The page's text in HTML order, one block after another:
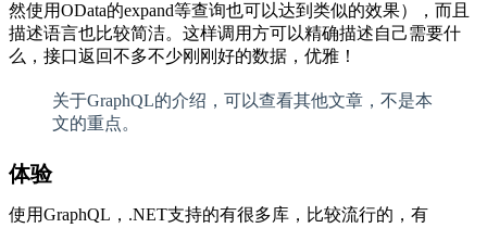
然使用OData的expand等查询也可以达到类似的效果），而且
描述语言也比较简洁。这样调用方可以精确描述自己需要什
么，接口返回不多不少刚刚好的数据，优雅！
关于GraphQL的介绍，可以查看其他文章，不是本
文的重点。
体验
使用GraphQL，.NET支持的有很多库，比较流行的，有